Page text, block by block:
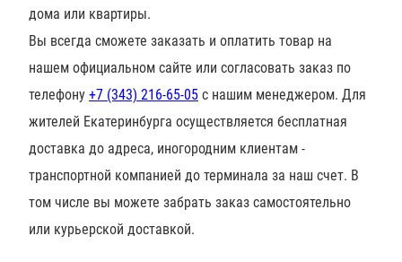
дома или квартиры.
Вы всегда сможете заказать и оплатить товар на
нашем официальном сайте или согласовать заказ по
телефону +7 (343) 216-65-05 с нашим менеджером. Для
жителей Екатеринбурга осуществляется бесплатная
доставка до адреса, иногородним клиентам -
транспортной компанией до терминала за наш счет. В
том числе вы можете забрать заказ самостоятельно
или курьерской доставкой.